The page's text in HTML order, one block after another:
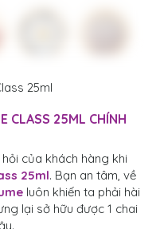
25ml
CLASS 25ML CHÍNH
của khách hàng khi
25ml. Bạn an tâm, về
luôn khiến ta phải hài
lại sở hữu được 1 chai